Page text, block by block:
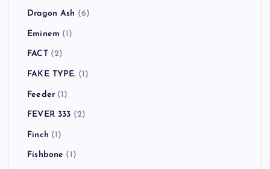
Dragon Ash (6)
Eminem (1)
FACT(2)
FAKE TYPE. (1)
Feeder(1)
FEVER 333 (2)
Finch (1)
Fishbone (1)